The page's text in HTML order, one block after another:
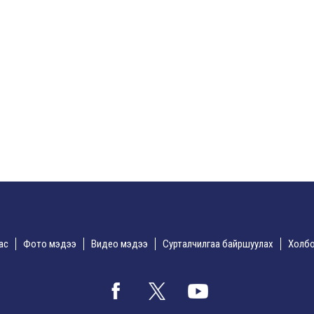
Фото мэдээ Видео мэдээ Сурталчилгаа байршуулах